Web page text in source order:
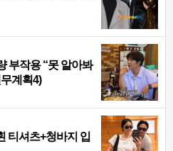
부작용 “못 알아봐
계획4)
티셔츠+청바지 입